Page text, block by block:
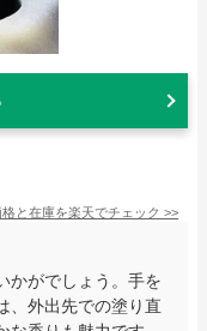
格と在庫を楽天でチェック >>
かがでしょう。手を
、外出先での塗り直